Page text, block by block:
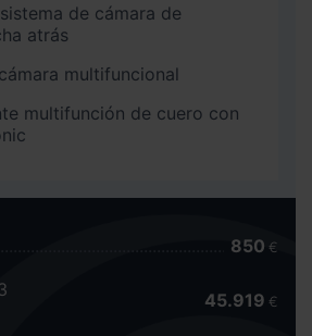
de cámara de
atrás
multifuncional
multifunción de cuero con
850 €
45.919 €